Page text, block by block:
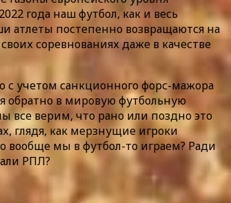
года наш футбол, как и весь
атлеты постепенно возвращаются на
соревнованиях даже в качестве
с учетом санкционного форс-мажора
обратно в мировую футбольную
все верим, что рано или поздно это
глядя, как мерзнущие игроки
вообще мы в футбол-то играем? Ради
РПЛ?